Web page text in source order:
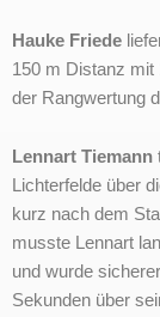
Hauke Friede
150 m Distanz mit
der Rangwertung
Lennart Tiemann
Lichterfelde über
kurz nach dem
musste Lennart
und wurde
Sekunden über